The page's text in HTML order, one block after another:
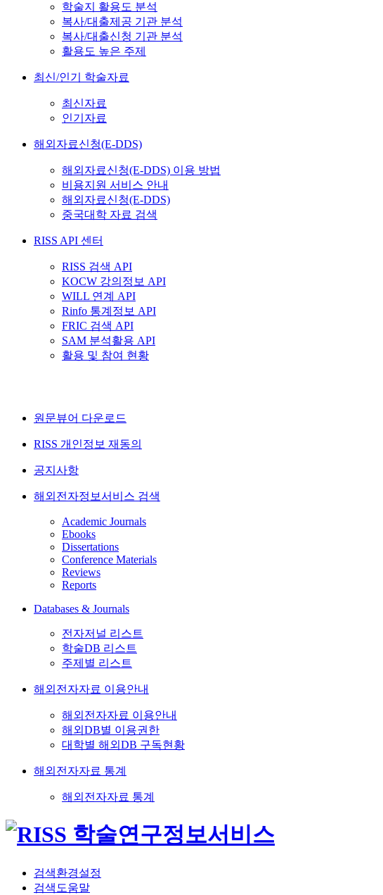
학술지 활용도 분석
복사/대출제공 기관 분석
복사/대출신청 기관 분석
활용도 높은 주제
최신/인기 학술자료
최신자료
인기자료
해외자료신청(E-DDS)
해외자료신청(E-DDS) 이용 방법
비용지원 서비스 안내
해외자료신청(E-DDS)
중국대학 자료 검색
RISS API 센터
RISS 검색 API
KOCW 강의정보 API
WILL 연계 API
Rinfo 통계정보 API
FRIC 검색 API
SAM 분석활용 API
활용 및 참여 현황
원문뷰어 다운로드
RISS 개인정보 재동의
공지사항
해외전자정보서비스 검색
Academic Journals
Ebooks
Dissertations
Conference Materials
Reviews
Reports
Databases & Journals
전자저널 리스트
학술DB 리스트
주제별 리스트
해외전자자료 이용안내
해외전자자료 이용안내
해외DB별 이용권한
대학별 해외DB 구독현황
해외전자자료 통계
해외전자자료 통계
검색환경설정
검색도움말